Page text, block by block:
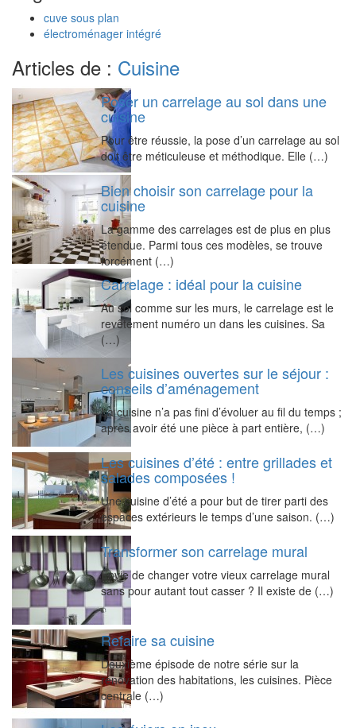
cuve sous plan
électroménager intégré
Articles de : Cuisine
Poser un carrelage au sol dans une
cuisine
Pour être réussie, la pose d’un carrelage au sol
doit être méticuleuse et méthodique. Elle (…)
Bien choisir son carrelage pour la
cuisine
La gamme des carrelages est de plus en plus
étendue. Parmi tous ces modèles, se trouve
forcément (…)
Carrelage : idéal pour la cuisine
Au sol comme sur les murs, le carrelage est le
revêtement numéro un dans les cuisines. Sa
(…)
Les cuisines ouvertes sur le séjour :
conseils d’aménagement
La cuisine n’a pas fini d’évoluer au fil du temps ;
après avoir été une pièce à part entière, (…)
Les cuisines d’été : entre grillades et
salades composées !
Une cuisine d’été a pour but de tirer parti des
espaces extérieurs le temps d’une saison. (…)
Transformer son carrelage mural
Envie de changer votre vieux carrelage mural
sans pour autant tout casser ? Il existe de (…)
Refaire sa cuisine
Deuxième épisode de notre série sur la
rénovation des habitations, les cuisines. Pièce
centrale (…)